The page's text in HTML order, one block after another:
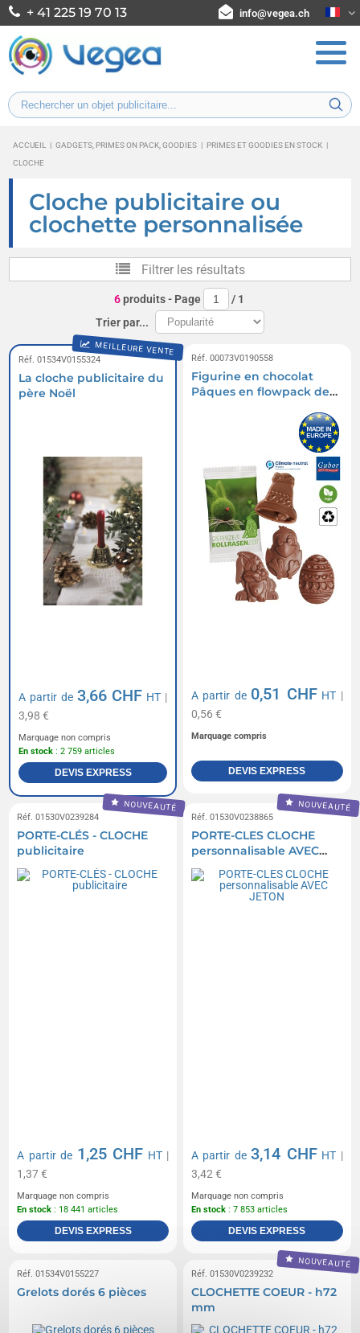
+ 41 225 19 70 13 info@vegea.ch
ACCUEIL | GADGETS, PRIMES ON PACK, GOODIES | PRIMES ET GOODIES EN STOCK |
CLOCHE
Cloche publicitaire ou
clochette personnalisée
Filtrer les résultats
6produits- Page / 1
Trier par...
MEILLEURE VENTE
Réf. 01534V0155324
La cloche publicitaire du
père Noël
A partir de 3,66 CHF HT |
3,98 €
Marquage non compris
En stock : 2 759 articles
DEVIS EXPRESS
Réf. 00073V0190558
Figurine en chocolat
Pâques en flowpack de
A partir de 0,51 CHF HT |
0,56 €
Marquage compris
DEVIS EXPRESS
NOUVEAUTÉ
Réf. 01530V0239284
PORTE-CLÉS - CLOCHE
publicitaire
A partir de 1,25 CHF HT|
1,37 €
Marquage non compris
En stock : 18 441 articles
DEVIS EXPRESS
NOUVEAUTÉ
Réf. 01530V0238865
PORTE-CLES CLOCHE
personnalisable AVEC
JETON
A partir de3,14 CHF HT |
3,42 €
Marquage non compris
En stock : 7 853 articles
DEVIS EXPRESS
Réf. 01534V0155227
Grelots dorés 6 pièces
NOUVEAUTÉ
Réf. 01530V0239232
CLOCHETTE COEUR - h72
mm